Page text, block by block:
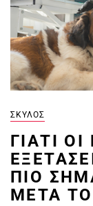
ΣΚΎΛΟΣ
ΓΙΑΤΊ
ΠΙΟ
ΜΕΤΆ ΤΟ